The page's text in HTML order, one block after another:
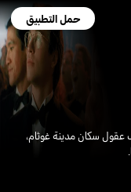
حمل التطبيق
عقول سكان مدينة غوثام،